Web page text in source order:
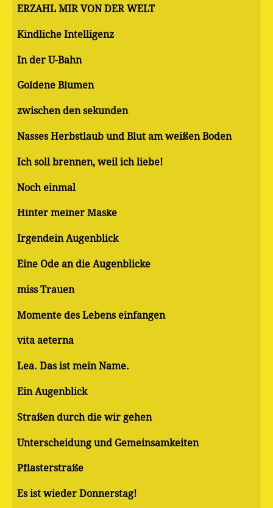
ERZÄHL MIR VON DER WELT
Kindliche Intelligenz
In der U-Bahn
Goldene Blumen
zwischen den sekunden
Nasses Herbstlaub und Blut am weißen Boden
Ich soll brennen, weil ich liebe!
Noch einmal
Hinter meiner Maske
Irgendein Augenblick
Eine Ode an die Augenblicke
miss Trauen
Momente des Lebens einfangen
vita aeterna
Lea. Das ist mein Name.
Ein Augenblick
Straßen durch die wir gehen
Unterscheidung und Gemeinsamkeiten
Pflasterstraße
Es ist wieder Donnerstag!